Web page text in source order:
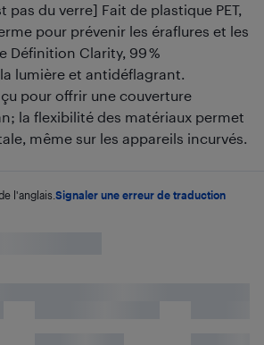
pas du verre] Fait de plastique PET,
pour prévenir les éraflures et les
Définition Clarity, 99 %
lumière et antidéflagrant.
pour offrir une couverture
la flexibilité des matériaux permet
même sur les appareils incurvés.
l'anglais. Signaler une erreur de traduction